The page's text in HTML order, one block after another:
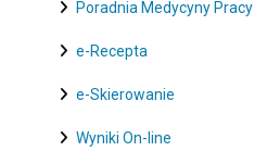
Poradnia Medycyny Pracy
e-Recepta
e-Skierowanie
Wyniki On-line